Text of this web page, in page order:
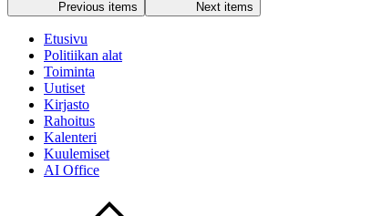
Previous items Next items
Etusivu
Politiikan alat
Toiminta
Uutiset
Kirjasto
Rahoitus
Kalenteri
Kuulemiset
AI Office